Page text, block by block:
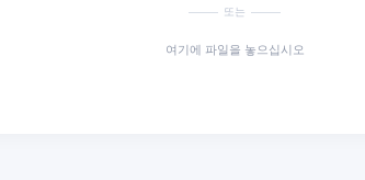
또는
여기에 파일을 놓으십시오